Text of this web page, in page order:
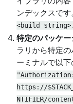
ンデックスです
<build-
特定のパッケ
ラリから特定
ーミナルで以
"Authorization:
https://
NTIFIER/